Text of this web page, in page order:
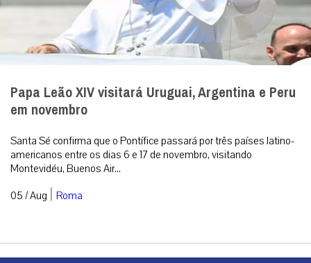
Papa Leão XIV visitará Uruguai, Argentina e Peru
em novembro
Santa Sé confirma que o Pontífice passará por três países latino-
americanos entre os dias 6 e 17 de novembro, visitando
Montevidéu, Buenos Air...
05 / Aug | Roma